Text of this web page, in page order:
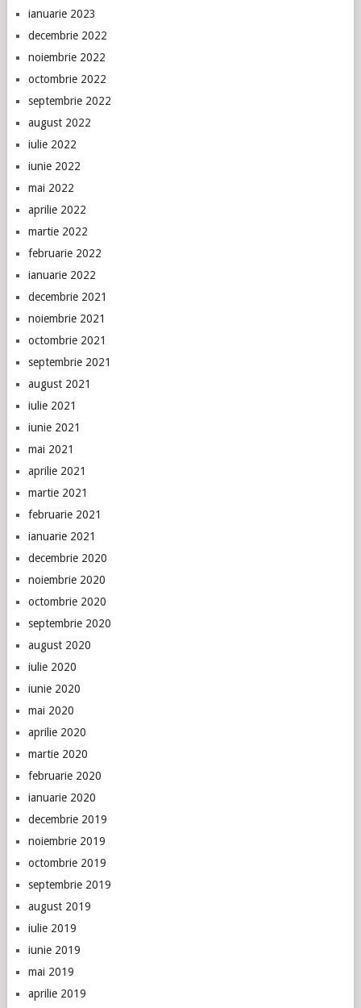
ianuarie 2023
decembrie 2022
noiembrie 2022
octombrie 2022
septembrie 2022
august 2022
iulie 2022
iunie 2022
mai 2022
aprilie 2022
martie 2022
februarie 2022
ianuarie 2022
decembrie 2021
noiembrie 2021
octombrie 2021
septembrie 2021
august 2021
iulie 2021
iunie 2021
mai 2021
aprilie 2021
martie 2021
februarie 2021
ianuarie 2021
decembrie 2020
noiembrie 2020
octombrie 2020
septembrie 2020
august 2020
iulie 2020
iunie 2020
mai 2020
aprilie 2020
martie 2020
februarie 2020
ianuarie 2020
decembrie 2019
noiembrie 2019
octombrie 2019
septembrie 2019
august 2019
iulie 2019
iunie 2019
mai 2019
aprilie 2019